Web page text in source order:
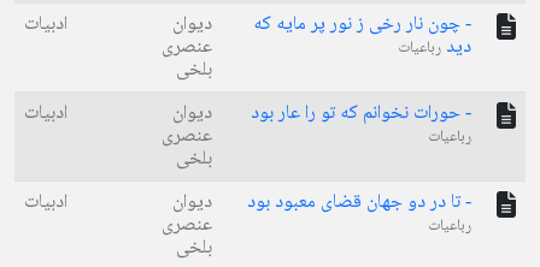
- چون نار رخی ز نور پر مایه که
دید رباعیات
دیوان
عنصری
بلخی
ادبیات
- حورات نخوانم که تو را عار بود
رباعیات
دیوان
عنصری
بلخی
ادبیات
- تا در دو جهان قضای معبود بود
رباعیات
دیوان
عنصری
بلخی
ادبیات